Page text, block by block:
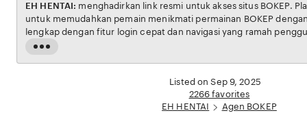
Read
the
EH HENTAI:
untuk memudahkan pemain menikmati permainan BOKEP dengan aman dan transparan,
lengkap dengan fitur login cepat dan navigasi yang ramah pengguna. Setiap transaksi
dijamin aman, sementara update hasil dan informasi permainan selalu tersedia secara real-
Listed on Sep 9, 2025
2266 favorites
EH HENTAI
Agen BOKEP